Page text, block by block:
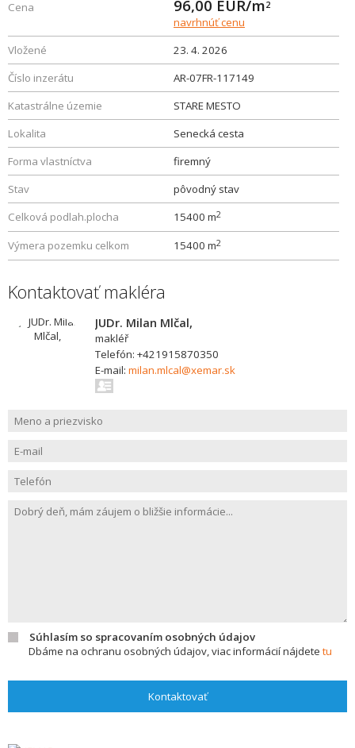
Cena 96,00 EUR/m2
navrhnúť cenu
Vložené
23. 4. 2026
Číslo inzerátu
AR-07FR-117149
Katastrálne územie
STARE MESTO
Lokalita
Senecká cesta
Forma vlastníctva
firemný
Stav
pôvodný stav
Celková podlah.plocha
15400 m2
Výmera pozemku celkom 15400 m2
Kontaktovať makléra
JUDr. Milan Mlčal,
makléř
Telefón: +421915870350
E-mail: milan.mlcal@xemar.sk
Súhlasím so spracovaním osobných údajov
Dbáme na ochranu osobných údajov, viac informácií nájdete tu
Kontaktovať